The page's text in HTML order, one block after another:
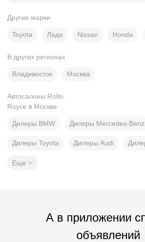
Другие марки
Toyota Лада Nissan Honda
В других регионах
Владивосток Москва
Автосалоны Rolls-
Royce в Москве
Дилеры BMW Дилеры Mercedes-Benz
Дилеры Toyota Дилеры Audi
Еще
А в приложении
объявлений